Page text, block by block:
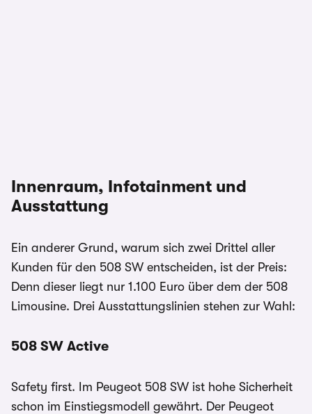
Innenraum, Infotainment und
Ausstattung
Ein anderer Grund, warum sich zwei Drittel aller
Kunden für den 508 SW entscheiden, ist der Preis:
Denn dieser liegt nur 1.100 Euro über dem der 508
Limousine. Drei Ausstattungslinien stehen zur Wahl:
508 SW Active
Safety first. Im Peugeot 508 SW ist hohe Sicherheit
schon im Einstiegsmodell gewährt. Der Peugeot